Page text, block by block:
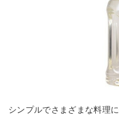
シンプルでさまざまな料理